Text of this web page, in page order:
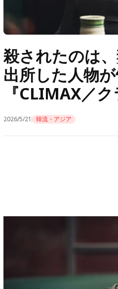
殺されたのは
出所した人物
『CLIMAX／
2026/5/21 韓流・アジア